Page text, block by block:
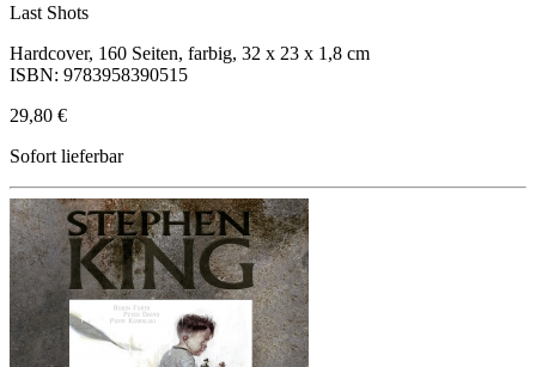
Last Shots
Hardcover, 160 Seiten, farbig, 32 x 23 x 1,8 cm
ISBN: 9783958390515
29,80 €
Sofort lieferbar